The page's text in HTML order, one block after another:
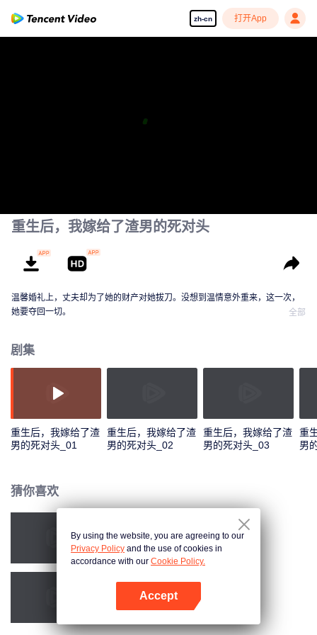
zh-cn 打开App
重生后，我嫁给了渣男的死对头
温馨婚礼上，丈夫却为了她的财产对她拔刀。没想到温情意外重来，这一次，
她要夺回一切。
全部
剧集
重生后，我嫁给了渣
男的死对头_01
重生后，我嫁给了渣
男的死对头_02
重生后，我嫁给了渣
男的死对头_03
重
男
猜你喜欢
绑定失踪娇妻
先生，请偏爱我
By using the website, you are agreeing to our
Privacy Policy and the use of cookies in
accordance with our Cookie Policy.
Accept